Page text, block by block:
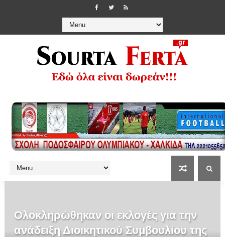
Ολοκληρώθηκαν οι εκλογές για την
ανάδειξη Διοικητικού Συμβουλίου της